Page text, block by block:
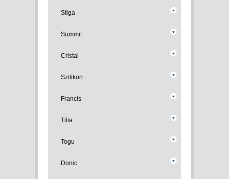
Stiga
Summit
Cristal
Szilikon
Francis
Tilia
Togu
Donic